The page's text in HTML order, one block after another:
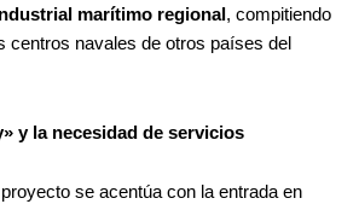
marítimo regional , compitiendo
centros navales de otros países del
y la necesidad de servicios
se acentúa con la entrada en